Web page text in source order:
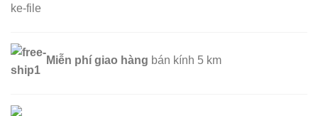
Miễn phí giao hàng bán kính 5 km